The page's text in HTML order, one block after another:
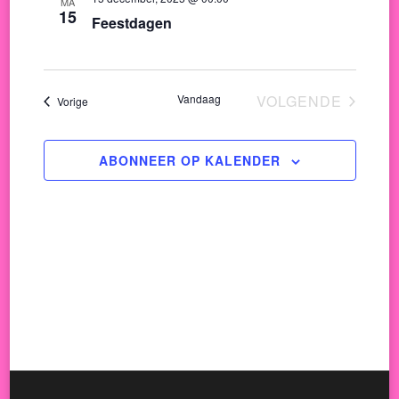
15 Feestdagen
VorigeEvenementen Vandaag
VOLGENDE
ABONNEER OP KALENDER